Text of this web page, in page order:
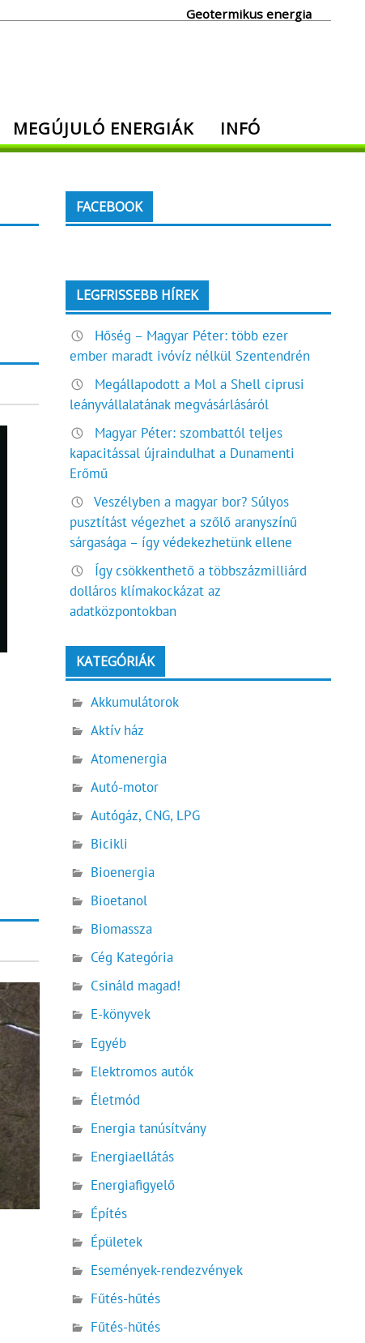
Geotermikus energia
MEGÚJULÓ ENERGIÁK INFÓ
FACEBOOK
LEGFRISSEBB HÍREK
Hőség – Magyar Péter: több ezer
ember maradt ivóvíz nélkül Szentendrén
Megállapodott a Mol a Shell ciprusi
leányvállalatának megvásárlásáról
Magyar Péter: szombattól teljes
kapacitással újraindulhat a Dunamenti
Erőmű
Veszélyben a magyar bor? Súlyos
pusztítást végezhet a szőlő aranyszínű
sárgasága – így védekezhetünk ellene
Így csökkenthető a többszázmilliárd
dolláros klímakockázat az
adatközpontokban
KATEGÓRIÁK
Akkumulátorok
Aktív ház
Atomenergia
Autó-motor
Autógáz, CNG, LPG
Bicikli
Bioenergia
Bioetanol
Biomassza
Cég Kategória
Csináld magad!
E-könyvek
Egyéb
Elektromos autók
Életmód
Energia tanúsítvány
Energiaellátás
Energiafigyelő
Építés
Épületek
Események-rendezvények
Fűtés-hűtés
Fűtés-hűtés